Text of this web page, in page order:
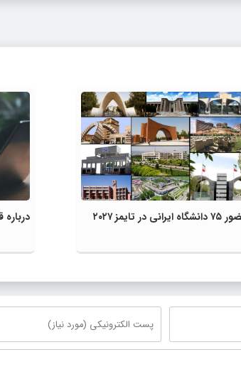
ایرانی در تایمز ۲۰۲۷